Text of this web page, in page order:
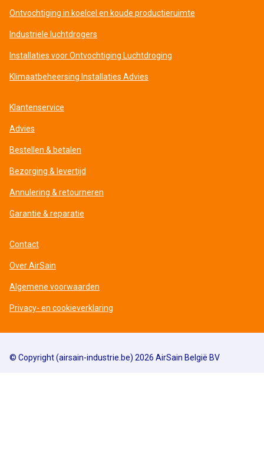
Ontvochtiging in koelcel en koude productieruimte
Industriele luchtdrogers
Installaties voor Ontvochtiging Luchtdroging
Klimaatbeheersing Installaties Advies
Klantenservice
Advies
Bestellen & betalen
Bezorging & levertijd
Annulering & retourneren
Garantie & reparatie
Contact
Over AirSain
Algemene voorwaarden
Privacy- en cookieverklaring
© Copyright (airsain-industrie.be) 2026 AirSain België BV